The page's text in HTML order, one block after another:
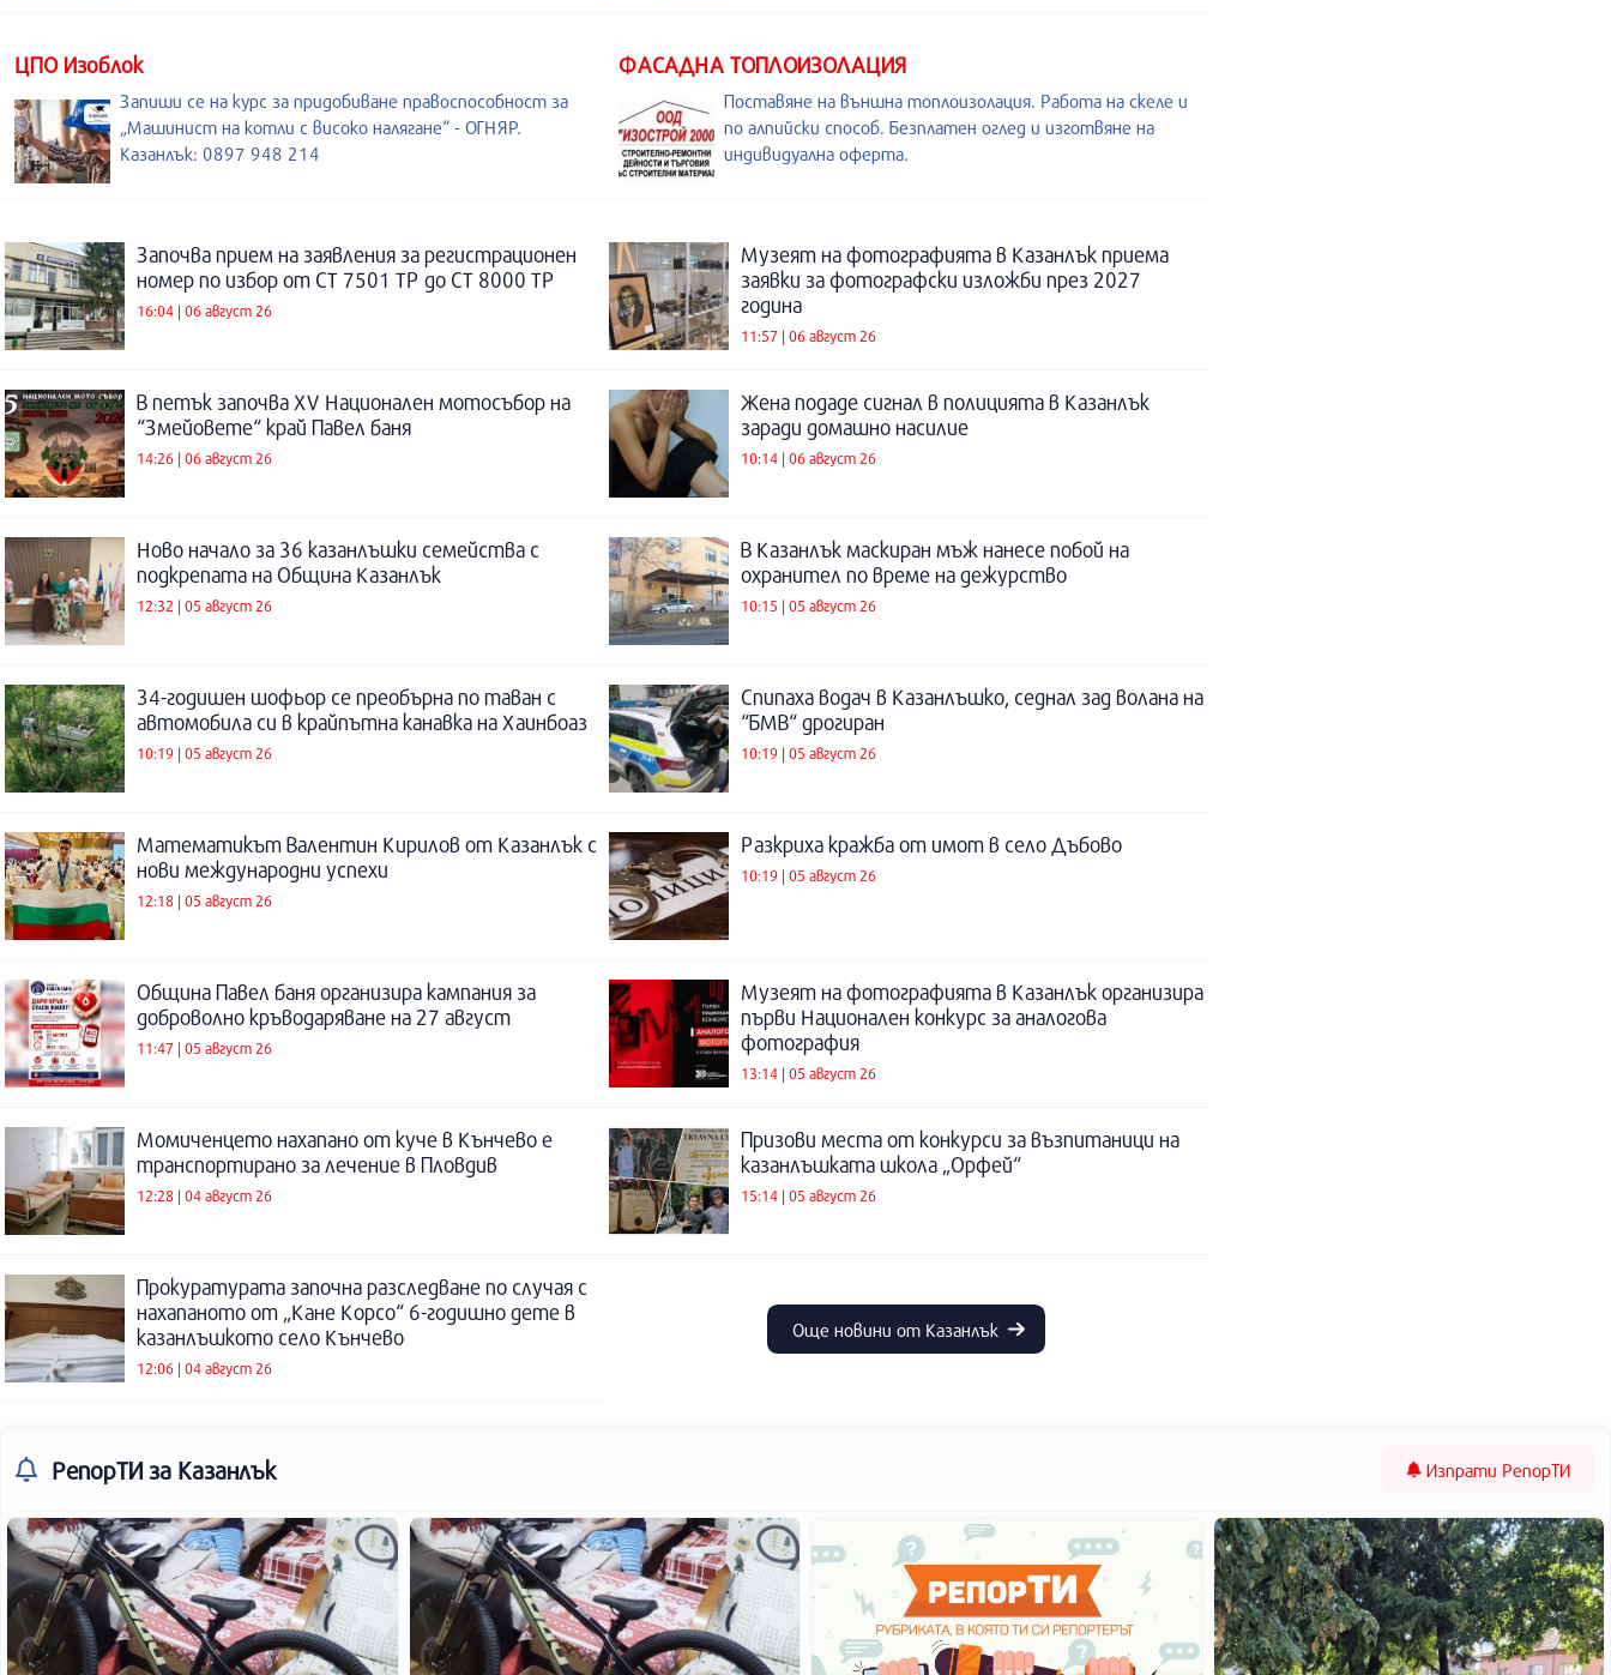
ЦПО Изоблок
Запиши се на курс за придобиване правоспособност за
„Машинист на котли с високо налягане“ - ОГНЯР.
Казанлък: 0897 948 214
ФАСАДНА ТОПЛОИЗОЛАЦИЯ
Поставяне на външна топлоизолация. Работа на скеле и
по алпийски способ. Безплатен оглед и изготвяне на
индивидуална оферта.
Започва прием на заявления за регистрационен
номер по избор от СТ 7501 ТР до СТ 8000 ТР
16:04 | 06 август 26
Музеят на фотографията в Казанлък приема
заявки за фотографски изложби през 2027
година
11:57 | 06 август 26
В петък започва XV Национален мотосъбор на
“Змейовете“ край Павел баня
14:26 | 06 август 26
Жена подаде сигнал в полицията в Казанлък
заради домашно насилие
10:14 | 06 август 26
Ново начало за 36 казанлъшки семейства с
подкрепата на Община Казанлък
12:32 | 05 август 26
В Казанлък маскиран мъж нанесе побой на
охранител по време на дежурство
10:15 | 05 август 26
34-годишен шофьор се преобърна по таван с
автомобила си в крайпътна канавка на Хаинбоаз
10:19 | 05 август 26
Спипаха водач в Казанлъшко, седнал зад волана на
“БМВ“ дрогиран
10:19 | 05 август 26
Математикът Валентин Кирилов от Казанлък с
нови международни успехи
12:18 | 05 август 26
Разкриха кражба от имот в село Дъбово
10:19 | 05 август 26
Община Павел баня организира кампания за
доброволно кръводаряване на 27 август
11:47 | 05 август 26
Музеят на фотографията в Казанлък организира
първи Национален конкурс за аналогова
фотография
13:14 | 05 август 26
Момиченцето нахапано от куче в Кънчево е
транспортирано за лечение в Пловдив
12:28 | 04 август 26
Призови места от конкурси за възпитаници на
казанлъшката школа „Орфей“
15:14 | 05 август 26
Прокуратурата започна разследване по случая с
нахапаното от „Кане Корсо“ 6-годишно дете в
казанлъшкото село Кънчево
12:06 | 04 август 26
Още новини от Казанлък
РепорТИ за Казанлък Изпрати РепорТИ